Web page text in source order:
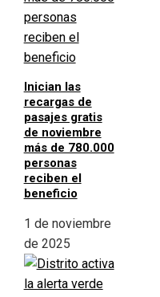
Inician las
recargas de
pasajes gratis
de noviembre
más de 780.000
personas
reciben el
beneficio
1 de noviembre
de 2025